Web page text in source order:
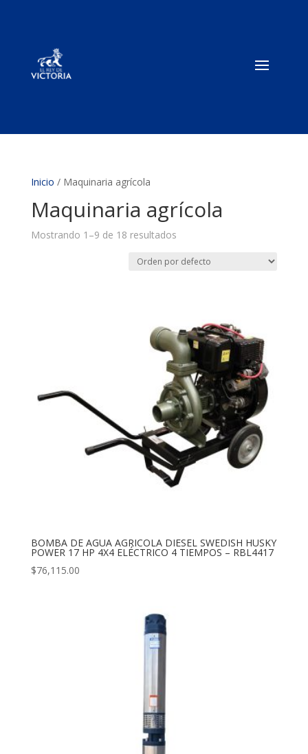
Inicio / Maquinaria agrícola
Maquinaria agrícola
Mostrando 1–9 de 18 resultados
BOMBA DE AGUA AGRICOLA DIESEL SWEDISH HUSKY
POWER 17 HP 4X4 ELÉCTRICO 4 TIEMPOS – RBL4417
$76,115.00